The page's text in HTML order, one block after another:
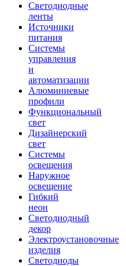
Светодиодные
ленты
Источники
питания
Системы
управления
и
автоматизации
Алюминиевые
профили
Функциональный
свет
Дизайнерский
свет
Системы
освещения
Наружное
освещение
Гибкий
неон
Светодиодный
декор
Электроустановочные
изделия
Светодиоды